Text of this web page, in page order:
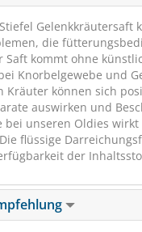
Gelenkkräutersaft
die
Saft kommt ohne
Knorbelgewebe und
Kräuter können sich
auswirken und
bei unseren Oldies
flüssige
der